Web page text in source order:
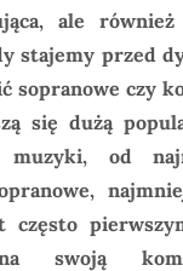
ale również
stajemy przed
sopranowe czy
się dużą
muzyki, od
często
swoją